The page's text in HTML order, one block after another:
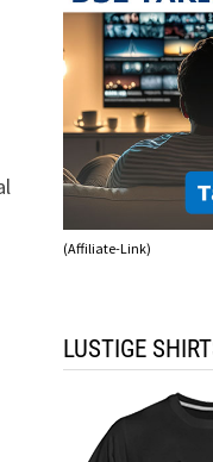
(Affiliate-Link)
LUSTIGE